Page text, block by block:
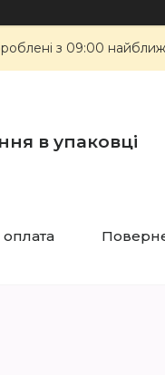
з 09:00
в упаковці
оплата